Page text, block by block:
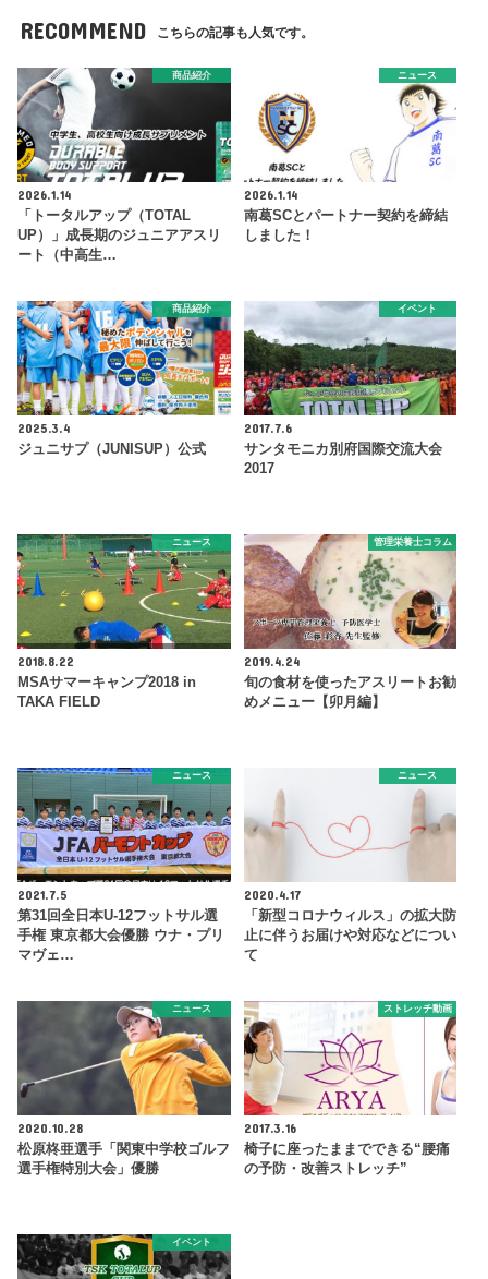
RECOMMEND こちらの記事も人気です。
商品紹介
2026.1.14
「トータルアップ（TOTAL
UP）」成長期のジュニアアスリ
ート（中高生…
ニュース
2026.1.14
南葛SCとパートナー契約を締結
しました！
商品紹介
2025.3.4
ジュニサプ（JUNISUP）公式
イベント
2017.7.6
サンタモニカ別府国際交流大会
2017
ニュース
2018.8.22
MSAサマーキャンプ2018 in
TAKA FIELD
管理栄養士コラム
2019.4.24
旬の食材を使ったアスリートお勧
めメニュー【卯月編】
ニュース
2021.7.5
第31回全日本U-12フットサル選
手権 東京都大会優勝 ウナ・プリ
マヴェ…
ニュース
2020.4.17
「新型コロナウィルス」の拡大防
止に伴うお届けや対応などについ
て
ニュース
2020.10.28
松原柊亜選手「関東中学校ゴルフ
選手権特別大会」優勝
ストレッチ動画
2017.3.16
椅子に座ったままでできる“腰痛
の予防・改善ストレッチ”
イベント